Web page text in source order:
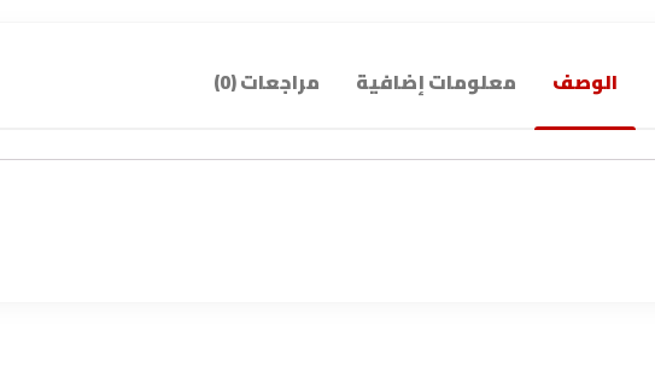
الوصف معلومات إضافية مراجعات (0)